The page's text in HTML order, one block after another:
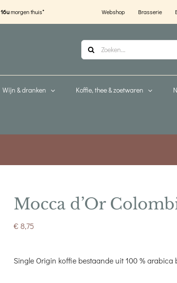
16umorgen thuis* Webshop Brasserie
Zoeken
naar:
Wijn & dranken Koffie, thee & zoetwaren
Mocca d’Or
€8,75
Single Origin koffie bestaande uit 100 % arabica